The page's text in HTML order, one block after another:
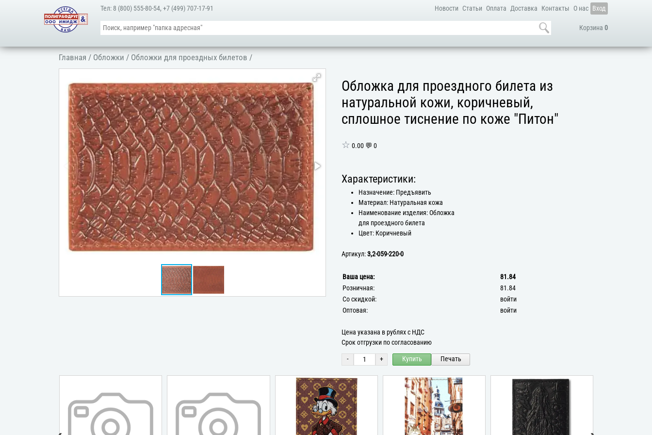
Новости Статьи Оплата Доставка Контакты О нас Вход
Корзина 0
Тел: 8 (800) 555-80-54,+7 (499) 707-17-91
Главная / Обложки / Обложки для проездных билетов /
Обложка для проездного билета из
натуральной кожи, коричневый,
сплошное тиснение по коже "Питон"
☆ 0.00 💬 0
Характеристики:
Назначение: Предъявить
Материал: Натуральная кожа
Наименование изделия: Обложка
для проездного билета
Цвет: Коричневый
Артикул:3,2-059-220-0
Ваша цена:
81.84
Розничная:
81.84
Со скидкой:
войти
Оптовая:
войти
Цена указана в рублях с НДС
Срок отгрузки по согласованию
- + Купить Печать